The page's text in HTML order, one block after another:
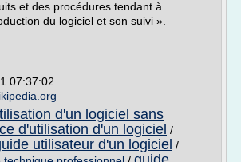
et des procédures tendant à
du logiciel et son suivi ».
07:37:02
d'un logiciel sans
d'utilisation d'un logiciel /
utilisateur d'un logiciel /